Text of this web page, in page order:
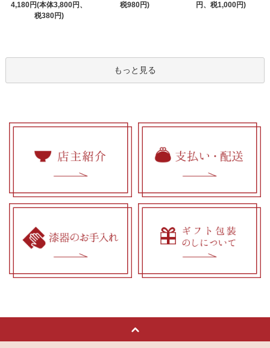
4,180円(本体3,800円、
税380円)
税980円)
円、税1,000円)
もっと見る